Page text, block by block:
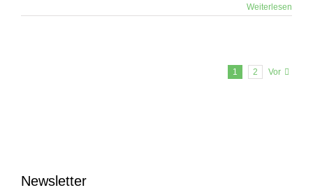
Weiterlesen
1 2 Vor
Newsletter